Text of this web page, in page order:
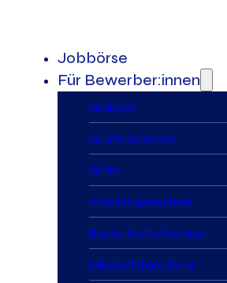
Jobbörse
Für Bewerber:innen
Gi Airport
Gi Life Sciences
Gi Pro
Arbeitstagerechner
Brutto-Netto Rechner
Mindestlohnrechner